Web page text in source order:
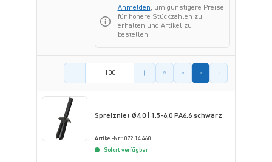
Anmelden, um günstigere Preise
für höhere Stückzahlen zu
erhalten und Artikel zu
bestellen.
Menge des Artikels
Spreizniet Ø4,0 | 1,5-6,0 PA6.6 schwarz
Artikel-Nr.: 072.14.460
Sofort verfügbar